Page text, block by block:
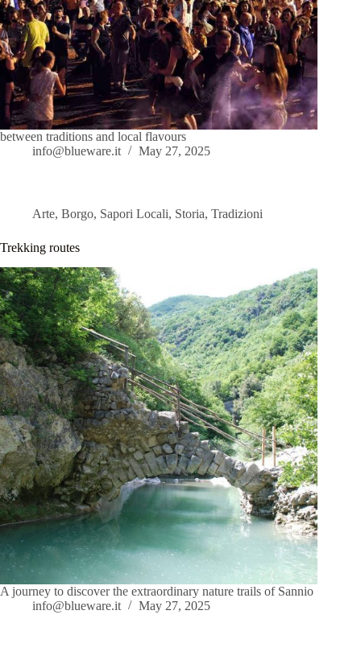
between traditions and local flavours
info@blueware.it
May 27, 2025
Arte, Borgo, Sapori Locali, Storia, Tradizioni
Trekking routes
A journey to discover the extraordinary nature trails of Sannio
info@blueware.it
May 27, 2025